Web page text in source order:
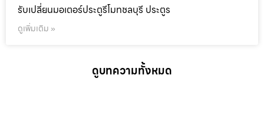
รับเปลี่ยนมอเตอร์ประตูรีโมทชลบุรี ประตูร
ดูเพิ่มเติม »
ดูบทความทั้งหมด